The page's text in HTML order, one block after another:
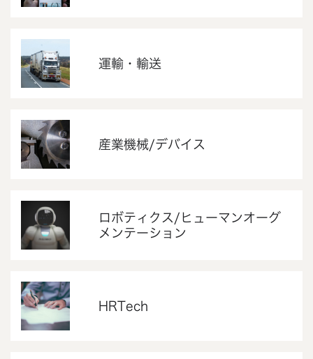
運輸・輸送
産業機械/デバイス
ロボティクス/ヒューマンオーグ
メンテーション
HRTech